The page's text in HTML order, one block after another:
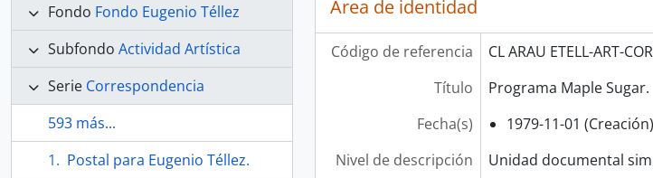
Fondo Fondo Eugenio Téllez
Subfondo Actividad Artística
Serie Correspondencia
593 más...
Postal para Eugenio Téllez.
Área de identidad
Código de referencia
CL ARAU ETELL-ART-
Título
Programa Maple Sugar.
Fecha(s)
1979-11-01 (Creación)
Nivel de descripción
Unidad documental